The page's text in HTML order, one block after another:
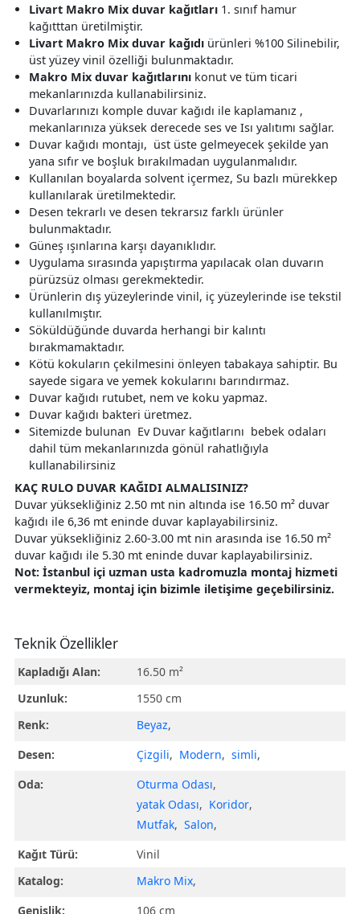
Livart Makro Mix duvar kağıtları 1. sınıf hamur
kağıtttan üretilmiştir.
Livart Makro Mix duvar kağıdı ürünleri %100 Silinebilir,
üst yüzey vinil özelliği bulunmaktadır.
Makro Mix duvar kağıtlarını konut ve tüm ticari
mekanlarınızda kullanabilirsiniz.
Duvarlarınızı komple duvar kağıdı ile kaplamanız ,
mekanlarınıza yüksek derecede ses ve Isı yalıtımı sağlar.
Duvar kağıdı montajı, üst üste gelmeyecek şekilde yan
yana sıfır ve boşluk bırakılmadan uygulanmalıdır.
Kullanılan boyalarda solvent içermez, Su bazlı mürekkep
kullanılarak üretilmektedir.
Desen tekrarlı ve desen tekrarsız farklı ürünler
bulunmaktadır.
Güneş ışınlarına karşı dayanıklıdır.
Uygulama sırasında yapıştırma yapılacak olan duvarın
pürüzsüz olması gerekmektedir.
Ürünlerin dış yüzeylerinde vinil, iç yüzeylerinde ise tekstil
kullanılmıştır.
Söküldüğünde duvarda herhangi bir kalıntı
bırakmamaktadır.
Kötü kokuların çekilmesini önleyen tabakaya sahiptir. Bu
sayede sigara ve yemek kokularını barındırmaz.
Duvar kağıdı rutubet, nem ve koku yapmaz.
Duvar kağıdı bakteri üretmez.
Sitemizde bulunan Ev Duvar kağıtlarını bebek odaları
dahil tüm mekanlarınızda gönül rahatlığıyla
kullanabilirsiniz
KAÇ RULO DUVAR KAĞIDI ALMALISINIZ?
Duvar yüksekliğiniz 2.50 mt nin altında ise 16.50 m² duvar
kağıdı ile 6,36 mt eninde duvar kaplayabilirsiniz.
Duvar yüksekliğiniz 2.60-3.00 mt nin arasında ise 16.50 m²
duvar kağıdı ile 5.30 mt eninde duvar kaplayabilirsiniz.
Not: İstanbul içi uzman usta kadromuzla montaj hizmeti
vermekteyiz, montaj için bizimle iletişime geçebilirsiniz.
Teknik Özellikler
Kapladığı Alan:
16.50 m²
Uzunluk:
1550 cm
Renk:
Beyaz,
Desen:
Çizgili, Modern, simli,
Oda:
Oturma Odası,
yatak Odası, Koridor,
Mutfak, Salon,
Kağıt Türü:
Vinil
Katalog:
Makro Mix,
Genişlik:
106 cm